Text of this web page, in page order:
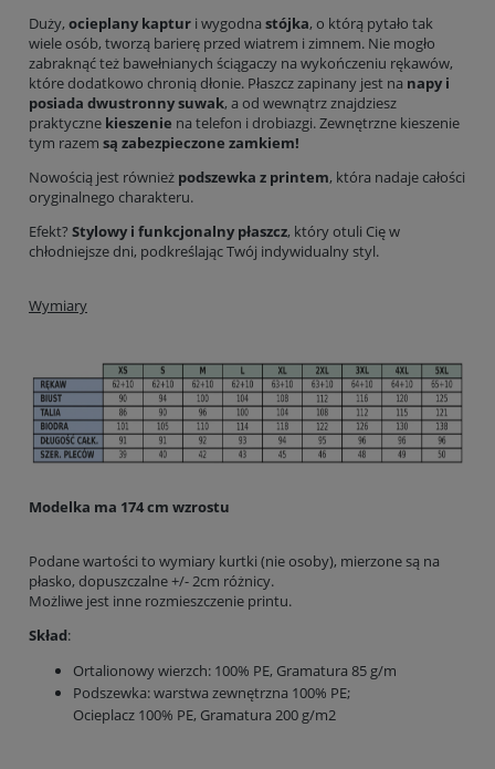
Duży, ocieplany kaptur i wygodna stójka, o którą pytało tak
wiele osób, tworzą barierę przed wiatrem i zimnem. Nie mogło
zabraknąć też bawełnianych ściągaczy na wykończeniu rękawów,
które dodatkowo chronią dłonie. Płaszcz zapinany jest na napy i
posiada dwustronny suwak, a od wewnątrz znajdziesz
praktyczne kieszenie na telefon i drobiazgi. Zewnętrzne kieszenie
tym razem są zabezpieczone zamkiem!
Nowością jest również podszewka z printem, która nadaje całości
oryginalnego charakteru.
Efekt? Stylowy i funkcjonalny płaszcz, który otuli Cię w
chłodniejsze dni, podkreślając Twój indywidualny styl.
Wymiary
Modelka ma 174 cm wzrostu
Podane wartości to wymiary kurtki (nie osoby), mierzone są na
płasko, dopuszczalne +/- 2cm różnicy.
Możliwe jest inne rozmieszczenie printu.
Skład:
Ortalionowy wierzch: 100% PE, Gramatura 85 g/m
Podszewka: warstwa zewnętrzna 100% PE;
Ocieplacz 100% PE, Gramatura 200 g/m2